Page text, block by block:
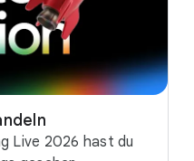
Live 2026 hast du